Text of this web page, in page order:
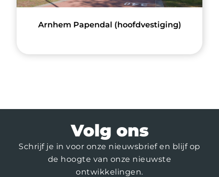
Arnhem Papendal (hoofdvestiging)
Volg ons
Schrijf je in voor onze nieuwsbrief en blijf op
de hoogte van onze nieuwste
ontwikkelingen.